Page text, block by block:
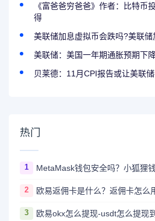
《富爸爸穷爸爸》作者：比特币
得
美联储加息虚拟币会跌吗?美联
美联储：美国一年期通胀预期下
贝莱德：11月CPI报告或让美联
热门
1 MetaMask钱包安全吗？小狐狸
2 欧易返佣卡是什么？返佣卡怎么
3 欧易okx怎么提现-usdt怎么提现